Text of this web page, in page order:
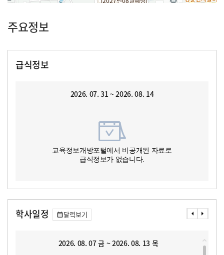
주요정보
급식정보
2026. 07. 31 ~ 2026. 08. 14
교육정보개방포털에서 비공개된 자료로
급식정보가 없습니다.
학사일정 달력보기
2026. 08. 07 금 ~ 2026. 08. 13 목